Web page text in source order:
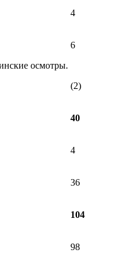
4
осмотры.
6
(2)
40
4
36
104
98